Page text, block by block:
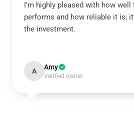
I’m highly pleased with how
performs and how reliable it is;
the investment.
A Amy
Verified owner